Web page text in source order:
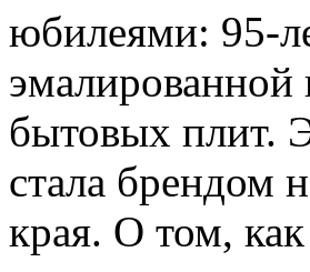
юбилеями: 95-
эмалированной
бытовых плит.
стала брендом
края. О том, как